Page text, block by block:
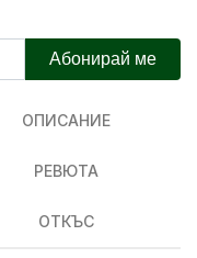
Абонирай ме
ОПИСАНИЕ
РЕВЮТА
ОТКЪС